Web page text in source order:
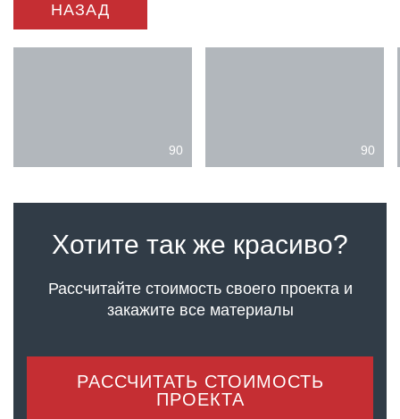
НАЗАД
90 90
Хотите так же красиво?
Рассчитайте стоимость своего проектаи
закажите все материалы
РАССЧИТАТЬ СТОИМОСТЬ
ПРОЕКТА